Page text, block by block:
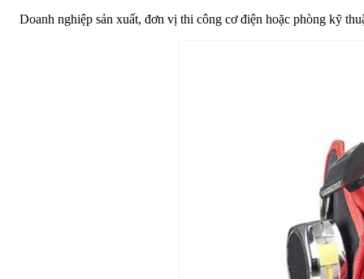
Doanh nghiệp sản xuất, đơn vị thi công cơ điện hoặc phòng kỹ